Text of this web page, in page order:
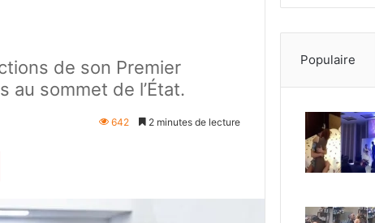
de son Premier
au sommet de l’État.
642 2 minutes de lecture
Pocket
Populaire